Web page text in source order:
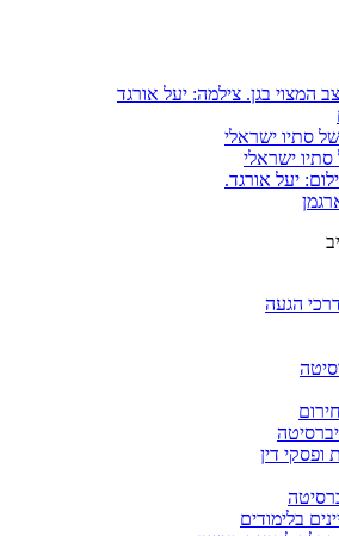
ישראלי
הגעה
ופסקי דין
בלימודים